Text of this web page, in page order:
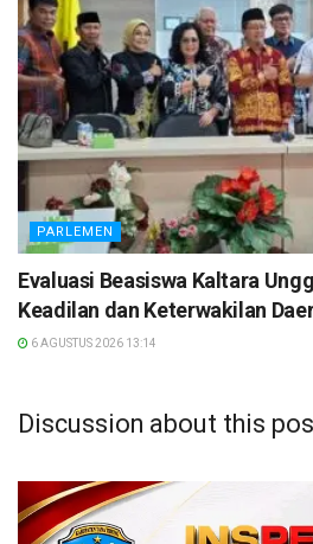
PARLEMEN
Evaluasi Beasiswa Kaltara
Keadilan dan Keterwakilan
6 AGUSTUS 2026 13:14
Discussion about this